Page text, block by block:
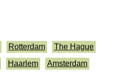
Rotterdam
The Hague
Haarlem
Amsterdam